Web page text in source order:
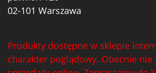
02-101 Warszawa
Produkty dostępne w sklepie
charakter poglądowy. Obecnie